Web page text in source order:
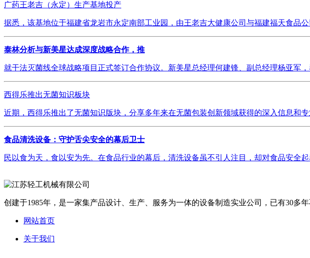
广药王老吉（永定）生产基地投产
据悉，该基地位于福建省龙岩市永定南部工业园，由王老吉大健康公司与福建福天食品
泰林分析与新美星达成深度战略合作，推
就干法灭菌线全球战略项目正式签订合作协议。新美星总经理何建锋、副总经理杨亚军
西得乐推出无菌知识板块
近期，西得乐推出了无菌知识版块，分享多年来在无菌包装创新领域获得的深入信息和
食品清洗设备：守护舌尖安全的幕后卫士
民以食为天，食以安为先。在食品行业的幕后，清洗设备虽不引人注目，却对食品安全
创建于1985年，是一家集产品设计、生产、服务为一体的设备制造实业公司，已有30多
网站首页
关于我们